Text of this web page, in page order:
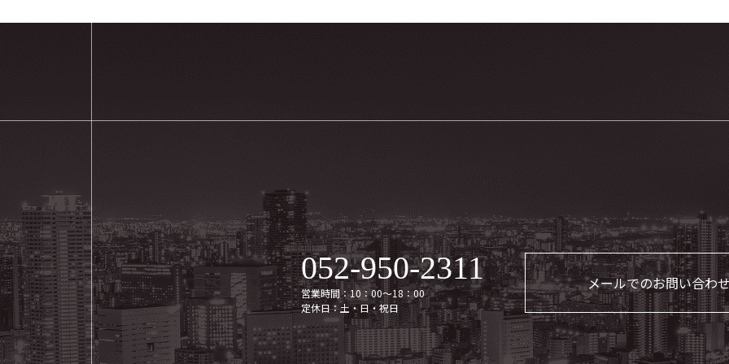
052-950-2311
営業時間：10：00～18：00
定休日：土・日・祝日
メールでのお問い合わ